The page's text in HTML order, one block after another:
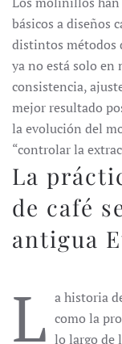
básicos a diseños
distintos métodos
ya no está solo en
consistencia,
mejor resultado
la evolución del
“controlar la
La
de café
antigua
L a historia
como la
lo largo de